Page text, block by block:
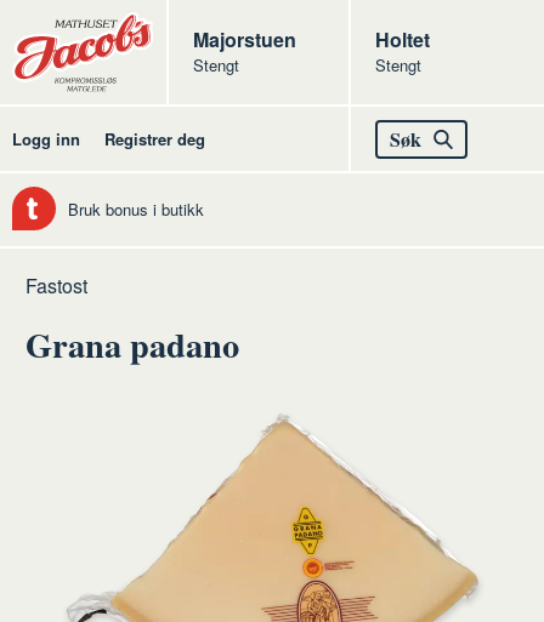
Butikker
Jacobs
Majorstuen
Stengt
Jacobs
Holtet
Stengt
Logg inn Registrer deg Søk
Bruk bonus i butikk
Hjem
Ost
Råvarer
Fastost
Grana padano